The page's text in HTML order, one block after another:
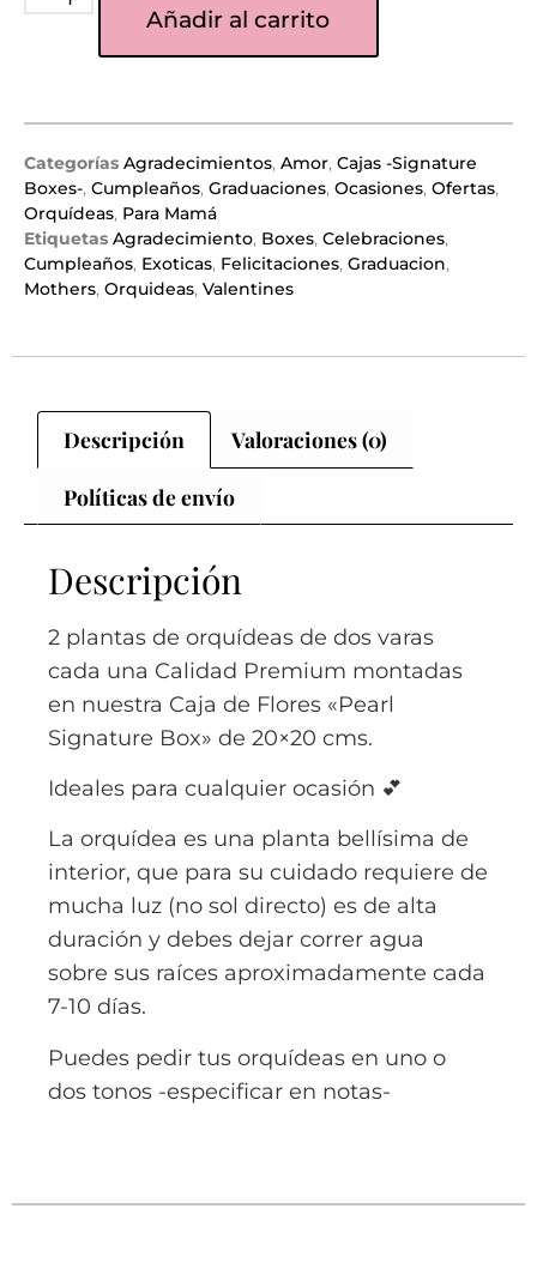
Añadir al carrito
Categorías Agradecimientos, Amor, Cajas -Signature
Boxes-, Cumpleaños, Graduaciones, Ocasiones, Ofertas,
Orquídeas, Para Mamá
Etiquetas Agradecimiento, Boxes, Celebraciones,
Cumpleaños, Exoticas, Felicitaciones, Graduacion,
Mothers, Orquideas, Valentines
Descripción Valoraciones (0)
Políticas de envío
Descripción
2 plantas de orquídeas de dos varas
cada una Calidad Premium montadas
en nuestra Caja de Flores «Pearl
Signature Box» de 20×20 cms.
Ideales para cualquier ocasión 💕
La orquídea es una planta bellísima de
interior, que para su cuidado requiere de
mucha luz (no sol directo) es de alta
duración y debes dejar correr agua
sobre sus raíces aproximadamente cada
7-10 días.
Puedes pedir tus orquídeas en uno o
dos tonos -especificar en notas-